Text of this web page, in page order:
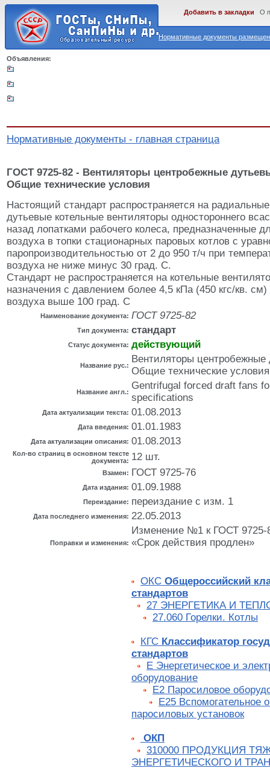
Нормативные документы
Добавить в закладки О
Объявления:
Нормативные документы - главная страница
ГОСТ 9725-82 - Вентиляторы центробежные
Общие технические условия
Настоящий стандарт распространяется на
дутьевые котельные вентиляторы одностороннего
назад лопатками рабочего колеса, предназначенные
воздуха в топки стационарных паровых котлов с
паропроизводительностью от 2 до 950 т/ч при
воздуха не ниже минус 30 град. С.
Стандарт не распространяется на котельные
назначения с давлением более 4,5 кПа (450 кгс/кв.
воздуха выше 100 град. С
Наименование документа: ГОСТ 9725-82
Тип документа: стандарт
Статус документа: действующий
Название рус.:
Вентиляторы центробежные
Общие технические условия
Название англ.:
Gentrifugal forced draft fans
specifications
Дата актуализации текста: 01.08.2013
Дата введения: 01.01.1983
Дата актуализации описания: 01.08.2013
Кол-во страниц в основном тексте
документа: 12 шт.
Взамен: ГОСТ 9725-76
Дата издания: 01.09.1988
Переиздание: переиздание с изм. 1
Дата последнего изменения: 22.05.2013
Поправки и изменения:
Изменение №1 к ГОСТ 9725-
«Срок действия продлен»
ОКС Общероссийский
стандартов
27 ЭНЕРГЕТИКА И
27.060 Горелки. Котлы
КГС Классификатор
стандартов
Е Энергетическое и
оборудование
Е2 Паросиловое
Е25 Вспомогательное
паросиловых установок
ОКП
310000 ПРОДУКЦИЯ
ЭНЕРГЕТИЧЕСКОГО И